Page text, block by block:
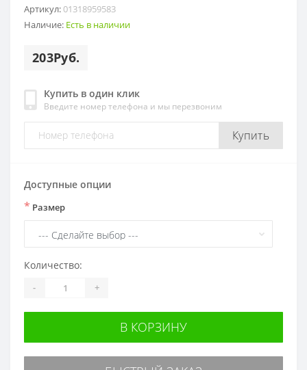
Артикул:01318959583
Наличие: Есть в наличии
203Руб.
Купить в один клик
Введите номер телефона и мы перезвоним
Купить
Доступные опции
* Размер
Количество:
- +
В КОРЗИНУ